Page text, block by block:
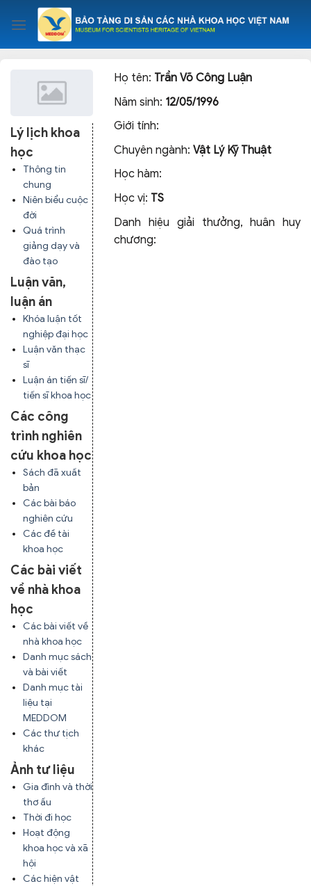
content
Lý lịch khoa
học
Thông tin
chung
Niên biểu cuộc
đời
Quá trình
giảng dạy và
đào tạo
Luận văn,
luận án
Khóa luận tốt
nghiệp đại học
Luận văn thạc
sĩ
Luận án tiến sĩ/
tiến sĩ khoa học
Các công
trình nghiên
cứu khoa học
Sách đã xuất
bản
Các bài báo
nghiên cứu
Các đề tài
khoa học
Các bài viết
về nhà khoa
học
Các bài viết về
nhà khoa học
Danh mục sách
và bài viết
Danh mục tài
liệu tại
MEDDOM
Các thư tịch
khác
Ảnh tư liệu
Gia đình và thời
thơ ấu
Thời đi học
Hoạt động
khoa học và xã
hội
Các hiện vật
Họ tên: Trần Võ Công Luận
Năm sinh: 12/05/1996
Giới tính:
Chuyên ngành:Vật Lý Kỹ Thuật
Học hàm:
Học vị: TS
Danh hiệu giải thưởng, huân huy
chương: